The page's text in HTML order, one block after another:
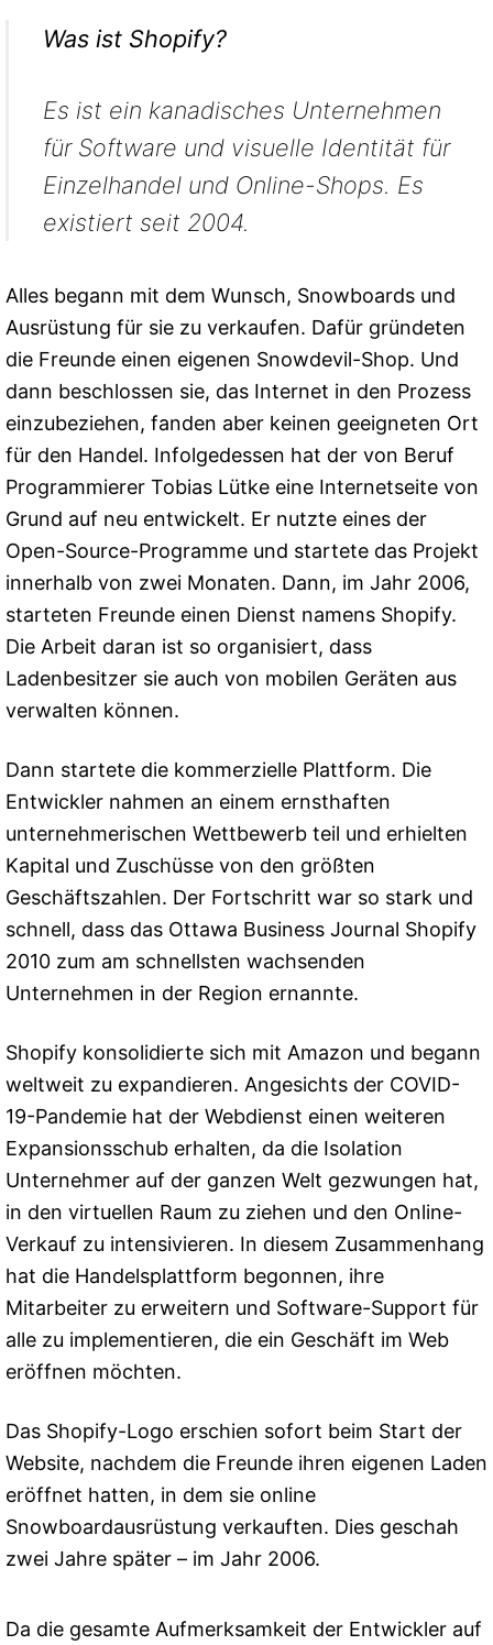
Was ist Shopify?
Es ist ein kanadisches Unternehmen
für Software und visuelle Identität für
Einzelhandel und Online-Shops. Es
existiert seit 2004.
Alles begann mit dem Wunsch, Snowboards und
Ausrüstung für sie zu verkaufen. Dafür gründeten
die Freunde einen eigenen Snowdevil-Shop. Und
dann beschlossen sie, das Internet in den Prozess
einzubeziehen, fanden aber keinen geeigneten Ort
für den Handel. Infolgedessen hat der von Beruf
Programmierer Tobias Lütke eine Internetseite von
Grund auf neu entwickelt. Er nutzte eines der
Open-Source-Programme und startete das Projekt
innerhalb von zwei Monaten. Dann, im Jahr 2006,
starteten Freunde einen Dienst namens Shopify.
Die Arbeit daran ist so organisiert, dass
Ladenbesitzer sie auch von mobilen Geräten aus
verwalten können.
Dann startete die kommerzielle Plattform. Die
Entwickler nahmen an einem ernsthaften
unternehmerischen Wettbewerb teil und erhielten
Kapital und Zuschüsse von den größten
Geschäftszahlen. Der Fortschritt war so stark und
schnell, dass das Ottawa Business Journal Shopify
2010 zum am schnellsten wachsenden
Unternehmen in der Region ernannte.
Shopify konsolidierte sich mit Amazon und begann
weltweit zu expandieren. Angesichts der COVID-
19-Pandemie hat der Webdienst einen weiteren
Expansionsschub erhalten, da die Isolation
Unternehmer auf der ganzen Welt gezwungen hat,
in den virtuellen Raum zu ziehen und den Online-
Verkauf zu intensivieren. In diesem Zusammenhang
hat die Handelsplattform begonnen, ihre
Mitarbeiter zu erweitern und Software-Support für
alle zu implementieren, die ein Geschäft im Web
eröffnen möchten.
Das Shopify-Logo erschien sofort beim Start der
Website, nachdem die Freunde ihren eigenen Laden
eröffnet hatten, in dem sie online
Snowboardausrüstung verkauften. Dies geschah
zwei Jahre später – im Jahr 2006.
Da die gesamte Aufmerksamkeit der Entwickler auf